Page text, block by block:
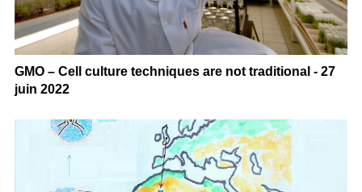
GMO – Cell culture techniques are not traditional - 27
juin 2022